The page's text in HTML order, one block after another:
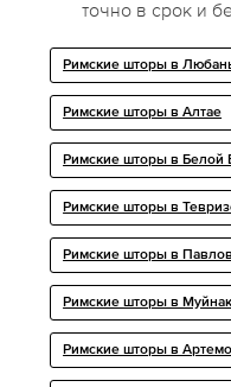
точно в срок и
Римские шторы в
Римские шторы в Алтае
Римские шторы в Белой
Римские шторы в
Римские шторы в
Римские шторы в
Римские шторы в